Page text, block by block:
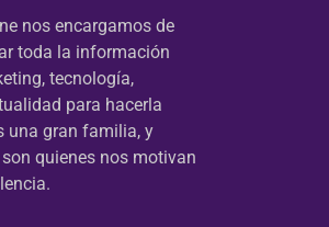
nos encargamos de
toda la información
tecnología,
para hacerla
una gran familia, y
quienes nos motivan